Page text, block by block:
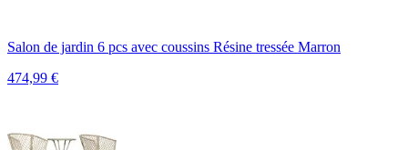
Salon de jardin 6 pcs avec coussins Résine tressée Marron
474,99 €